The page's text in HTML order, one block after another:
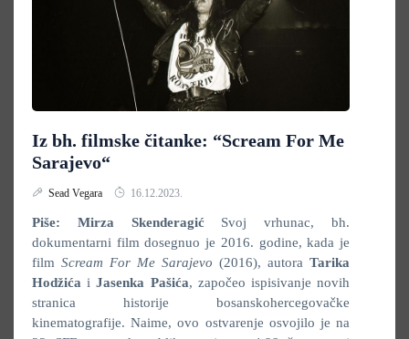
Iz bh. filmske čitanke: “Scream For Me
Sarajevo“
Sead Vegara 16.12.2023.
Piše: Mirza Skenderagić Svoj vrhunac, bh.
dokumentarni film dosegnuo je 2016. godine, kada je
film Scream For Me Sarajevo (2016), autora Tarika
Hodžića iJasenka Pašića, započeo ispisivanje novih
stranica historije bosanskohercegovačke
kinematografije. Naime, ovo ostvarenje osvojilo je na